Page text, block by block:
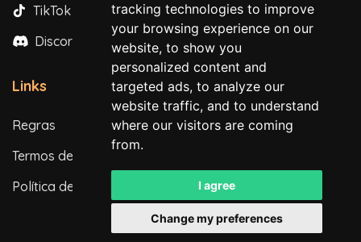
tracking technologies to improve
your browsing experience on our
website, to show you
personalized content and
targeted ads, to analyze our
website traffic, and to understand
where our visitors are coming
from.
I agree
Change my preferences
TikTok
Discord
Links
Regras
Termos de Serviço
Política de Privacidade